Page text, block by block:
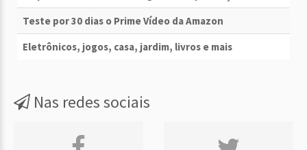
Teste por 30 dias o Prime Vídeo da Amazon
Eletrônicos, jogos, casa, jardim, livros e mais
Nas redes sociais